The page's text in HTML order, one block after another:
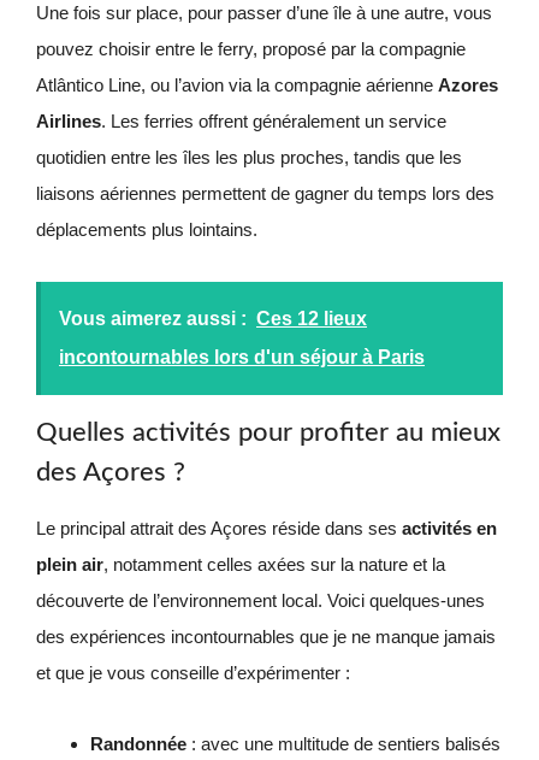
Une fois sur place, pour passer d’une île à une autre, vous
pouvez choisir entre le ferry, proposé par la compagnie
Atlântico Line, ou l’avion via la compagnie aérienne Azores
Airlines. Les ferries offrent généralement un service
quotidien entre les îles les plus proches, tandis que les
liaisons aériennes permettent de gagner du temps lors des
déplacements plus lointains.
Vous aimerez aussi : Ces 12 lieux
incontournables lors d'un séjour à Paris
Quelles activités pour profiter au mieux
des Açores ?
Le principal attrait des Açores réside dans ses activités en
plein air, notamment celles axées sur la nature et la
découverte de l’environnement local. Voici quelques-unes
des expériences incontournables que je ne manque jamais
et que je vous conseille d’expérimenter :
Randonnée : avec une multitude de sentiers balisés